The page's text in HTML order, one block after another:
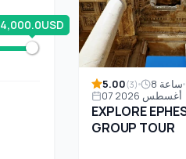
4,000.0USD
5.00(3)
8 ساعة
07 أغسطس 2026
EXPLORE
GROUP TOUR